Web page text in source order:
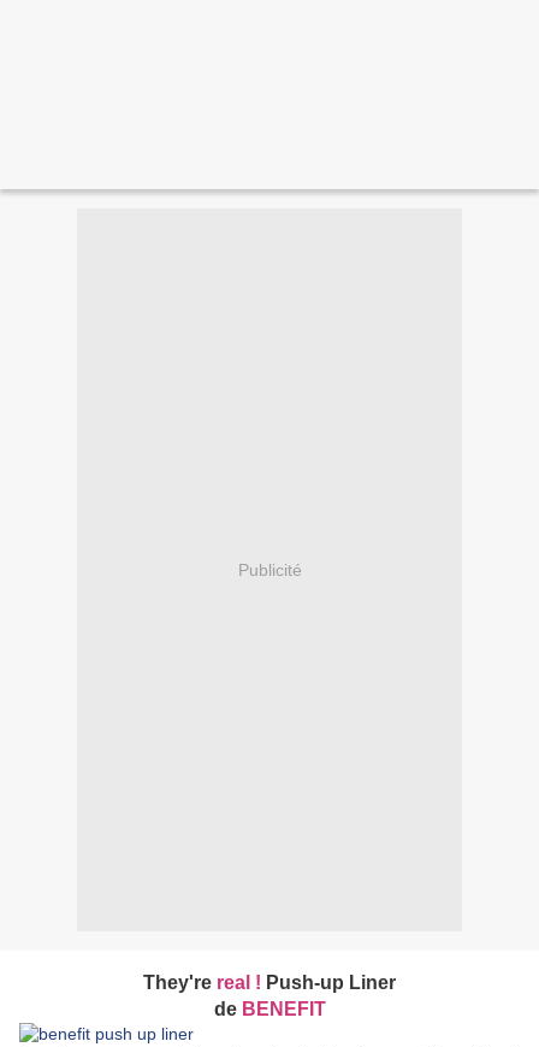
Publicité
They're real ! Push-up Liner
de BENEFIT